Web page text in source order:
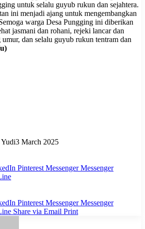
untuk selalu guyub rukun dan sejahtera.
ini menjadi ajang untuk mengembangkan
warga Desa Pungging ini diberikan
jasmani dan rohani, rejeki lancar dan
umur, dan selalu guyub rukun tentram dan
Yudi3 March 2025
Pinterest Messenger Messenger
Pinterest Messenger Messenger
Share via Email Print